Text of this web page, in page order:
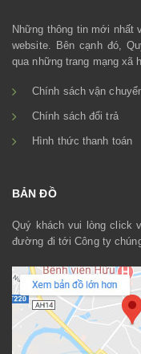
Những thông tin mới nhất
website. Bên cạnh đó,
qua những trang mạng xã
Chính sách vận
Chính sách đổi trả
Hình thức thanh toán
BẢN ĐỒ
Quý khách vui lòng click
đường đi tới Công ty